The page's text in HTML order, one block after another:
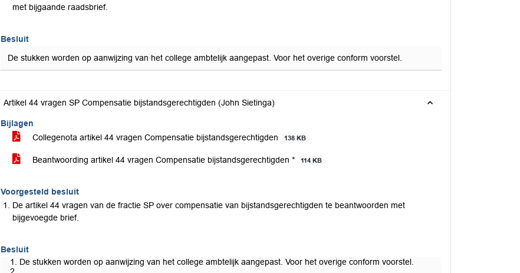
met bijgaande raadsbrief.
Besluit
De stukken worden op aanwijzing van het college ambtelijk aangepast. Voor het overige conform voorstel.
Artikel 44 vragen SP Compensatie bijstandsgerechtigden (John Sietinga)
Bijlagen
Collegenota artikel 44 vragen Compensatie bijstandsgerechtigden
138 KB
Beantwoording artikel 44 vragen Compensatie bijstandsgerechtigden * 114 KB
Voorgesteld besluit
De artikel 44 vragen van de fractie SP over compensatie van bijstandsgerechtigden te beantwoorden met
bijgevoegde brief.
Besluit
De stukken worden op aanwijzing van het college ambtelijk aangepast. Voor het overige conform voorstel.